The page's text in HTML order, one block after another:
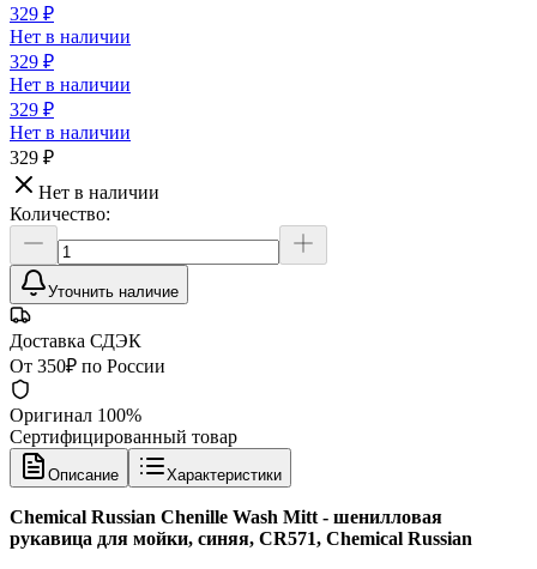
329 ₽
Нет в наличии
329 ₽
Нет в наличии
329 ₽
Нет в наличии
329 ₽
Нет в наличии
Количество:
Уточнить наличие
Доставка СДЭК
От 350₽ по России
Оригинал 100%
Сертифицированный товар
Описание Характеристики
Chemical Russian Chenille Wash Mitt - шенилловая
рукавица для мойки, синяя, CR571, Chemical Russian